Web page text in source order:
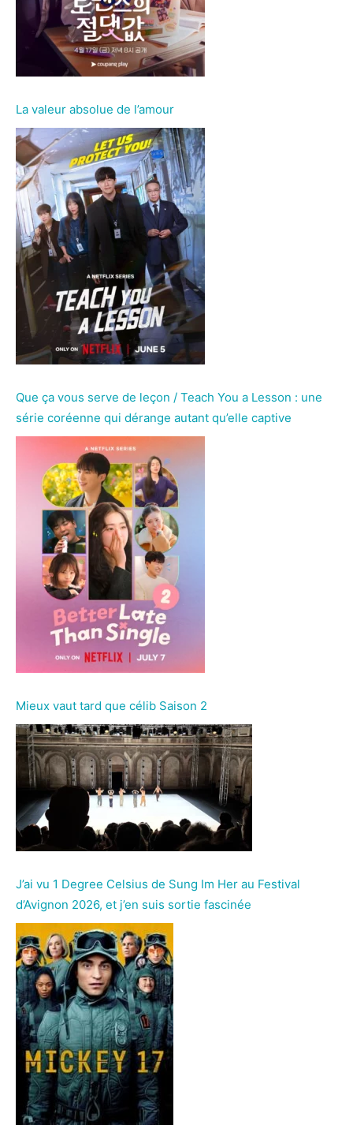
La valeur absolue de l’amour
Que ça vous serve de leçon / Teach You a Lesson : une
série coréenne qui dérange autant qu’elle captive
Mieux vaut tard que célib Saison 2
J’ai vu 1 Degree Celsius de Sung Im Her au Festival
d’Avignon 2026, et j’en suis sortie fascinée